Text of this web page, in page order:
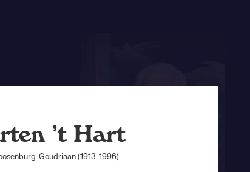
’t Hart
Goudriaan (1913-1996)